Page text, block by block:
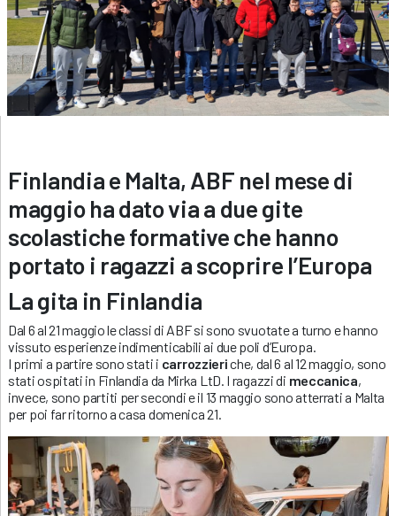
Finlandia e Malta, ABF nel mese di
maggio ha dato via a due gite
scolastiche formative che hanno
portato i ragazzi a scoprire l’Europa
La gita in Finlandia
Dal 6 al 21 maggio le classi di ABF si sono svuotate a turno e hanno
vissuto esperienze indimenticabili ai due poli d’Europa.
I primi a partire sono stati i carrozzieriche, dal 6 al 12 maggio, sono
stati ospitati in Finlandia da Mirka LtD. I ragazzi di meccanica,
invece, sono partiti per secondi e il 13 maggio sono atterrati a Malta
per poi far ritorno a casa domenica 21.